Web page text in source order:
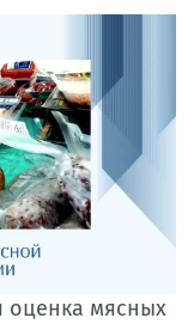
оценка мясных